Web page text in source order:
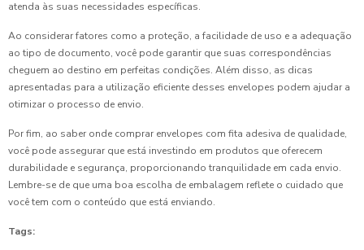
atenda às suas necessidades específicas.
Ao considerar fatores como a proteção, a facilidade de uso e a adequação
ao tipo de documento, você pode garantir que suas correspondências
cheguem ao destino em perfeitas condições. Além disso, as dicas
apresentadas para a utilização eficiente desses envelopes podem ajudar a
otimizar o processo de envio.
Por fim, ao saber onde comprar envelopes com fita adesiva de qualidade,
você pode assegurar que está investindo em produtos que oferecem
durabilidade e segurança, proporcionando tranquilidade em cada envio.
Lembre-se de que uma boa escolha de embalagem reflete o cuidado que
você tem com o conteúdo que está enviando.
Tags: